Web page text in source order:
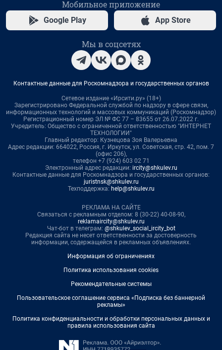
Мобильное приложение
Google Play App Store
Мы в соцсетях
Контактные данные для Роскомнадзора и государственных органов
Сетевое издание «Ирсити.ру» (18+)
Зарегистрировано Федеральной службой по надзору в сфере связи,
информационных технологий и массовых коммуникаций (Роскомнадзор)
Регистрационный номер ЭЛ № ФС 77 – 83655 от 26.07.2022 г.
Учредитель: Общество с ограниченной ответственностью "ИНТЕРНЕТ
ТЕХНОЛОГИИ"
Главный редактор: Кузнецова Зоя Валерьевна
Адрес редакции: 664022, Россия, г. Иркутск, ул. Советская, стр. 42, пом. 7
(офис 206),
телефон +7 (924) 603 02 71
Электронный адрес редакции: ircity@shkulev.ru
Контактные данные для Роскомнадзора и государственных органов:
juristnsk@shkulev.ru
Техподдержка: help@shkulev.ru
РЕКЛАМА НА САЙТЕ
Связаться с рекламным отделом: 8 (30-22) 40-08-90,
reklamaircity@shkulev.ru
Чат-бот в телеграм: @shkulev_social_ircity_bot
Редакция сайта не несет ответственности за достоверность
информации, содержащейся в рекламных объявлениях.
Информация об ограничениях
Политика использования cookies
Рекомендательные системы
Пользовательское соглашение сервиса «Подписка без баннерной
рекламы»
Политика конфиденциальности и обработки персональных данных и
правила использования сайта